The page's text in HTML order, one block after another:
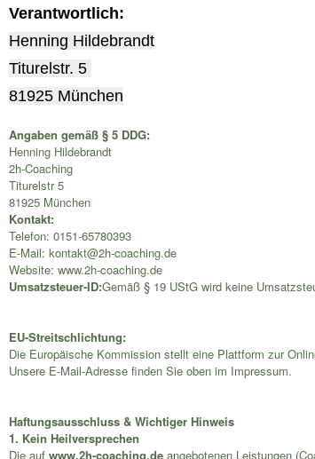
Verantwortlich:
Henning Hildebrandt
Titurelstr. 5
81925 München
Angaben gemäß § 5 DDG:
Henning Hildebrandt
2h-Coaching
Titurelstr 5
81925 München
Kontakt:
Telefon: 0151-65780393
E-Mail: kontakt@2h-coaching.de
Website: www.2h-coaching.de
Umsatzsteuer-ID:Gemäß § 19 UStG wird keine
EU-Streitschlichtung:
Die Europäische Kommission stellt eine Plattform zur
Unsere E-Mail-Adresse finden Sie oben im Impressum.
Haftungsausschluss & Wichtiger Hinweis
1. Kein Heilversprechen
Die auf www.2h-coaching.de angebotenen Leistungen